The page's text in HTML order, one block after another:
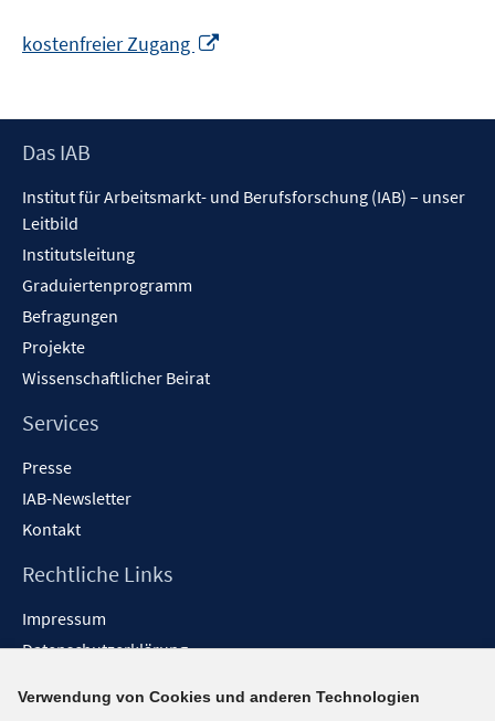
kostenfreier Zugang
öffnen
Footer
Das IAB
Institut für Arbeitsmarkt- und Berufsforschung (IAB) – unser
Leitbild
Institutsleitung
Graduiertenprogramm
Befragungen
Projekte
Wissenschaftlicher Beirat
Services
Presse
IAB-Newsletter
Kontakt
Rechtliche Links
Impressum
Datenschutzerklärung
Barrieren melden
Verwendung von Cookies und anderen Technologien